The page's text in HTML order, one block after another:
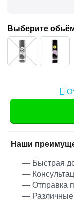
Выберите
Наши
— Быстрая
—
— Отправка
— Различные